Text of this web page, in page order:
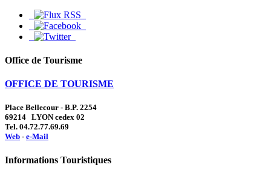
Office de Tourisme
OFFICE DE TOURISME
Place Bellecour - B.P. 2254
69214 LYON cedex 02
Tel. 04.72.77.69.69
Web - e-Mail
Informations Touristiques